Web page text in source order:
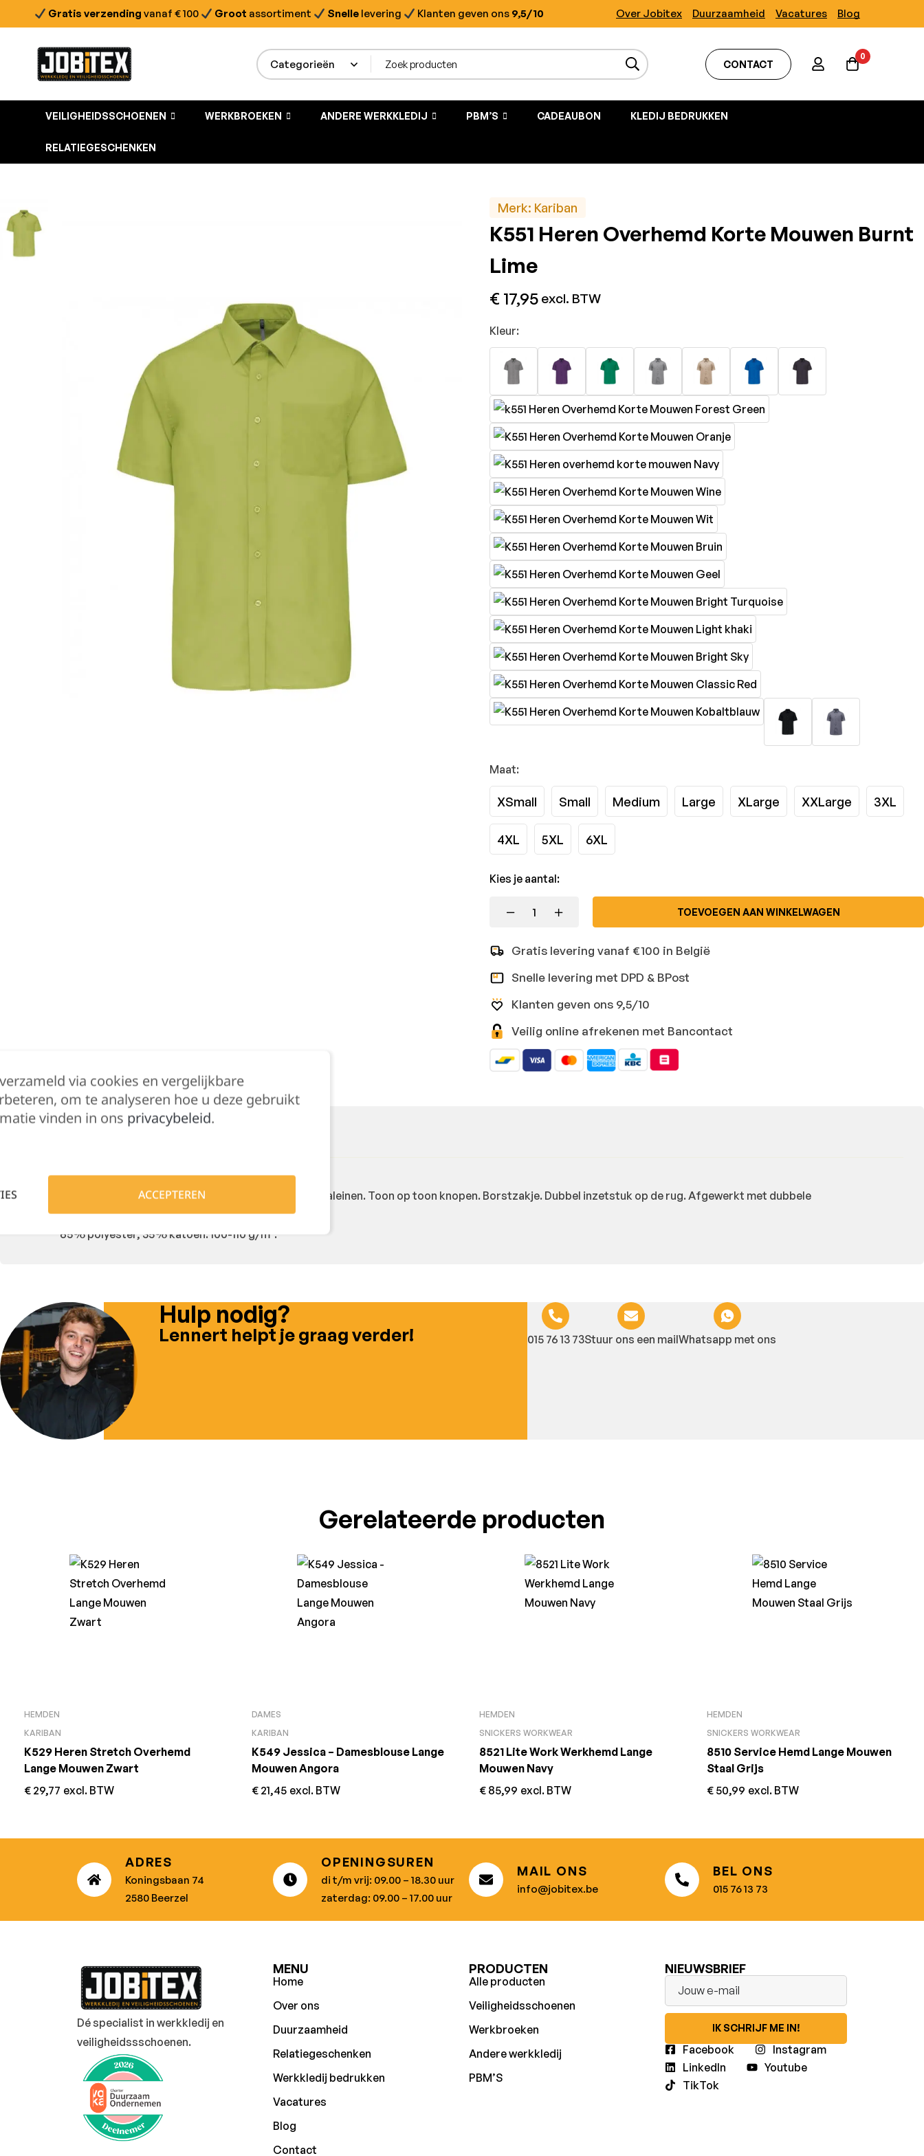
Gratis verzending vanaf € 100 Groot assortiment Snelle levering Klanten geven ons 9,5/10 Over Jobitex Duurzaamheid Vacatures Blog
CONTACT
0
VEILIGHEIDSSCHOENEN WERKBROEKEN ANDERE WERKKLEDIJ PBM’S CADEAUBON KLEDIJ BEDRUKKEN
RELATIEGESCHENKEN
Merk: Kariban
K551 Heren Overhemd Korte Mouwen Burnt
Lime
€ 17,95 excl. BTW
Kleur:
Maat:
XSmall Small Medium Large XLarge XXLarge 3XL
4XL 5XL 6XL
Kies je aantal:
TOEVOEGEN AAN WINKELWAGEN
Gratis levering vanaf €100 in België
Snelle levering met DPD & BPost
Klanten geven ons 9,5/10
Veilig online afrekenen met Bancontact
Gemakkelijk in onderhoud. Verstevigde kraag met baleinen. Toon op toon knopen. Borstzakje. Dubbel inzetstuk op de rug. Afgewerkt met dubbele
vouwnaden. Verstelbare mouwen. 2 extra knopen.
65% polyester, 35% katoen. 100-110 g/m².
Hulp nodig?
Lennert helpt je graag verder! 015 76 13 73Stuur ons een mailWhatsapp met ons
Gerelateerde producten
HEMDEN
KARIBAN
K529 Heren Stretch Overhemd
Lange Mouwen Zwart
€ 29,77 excl. BTW
DAMES
KARIBAN
K549 Jessica – Damesblouse Lange
Mouwen Angora
€ 21,45 excl. BTW
HEMDEN
SNICKERS WORKWEAR
8521 Lite Work Werkhemd Lange
Mouwen Navy
€ 85,99 excl. BTW
HEMDEN
SNICKERS WORKWEAR
8510 Service Hemd Lange Mouwen
Staal Grijs
€ 50,99 excl. BTW
ADRES
Koningsbaan 74
2580 Beerzel
OPENINGSUREN
di t/m vrij: 09.00 – 18.30 uur
zaterdag: 09.00 – 17.00 uur
MAIL ONS
info@jobitex.be
BEL ONS
015 76 13 73
Dé specialist in werkkledij en
veiligheidssschoenen.
MENU
Home
Over ons
Duurzaamheid
Relatiegeschenken
Werkkledij bedrukken
Vacatures
Blog
Contact
PRODUCTEN
Alle producten
Veiligheidsschoenen
Werkbroeken
Andere werkkledij
PBM’S
NIEUWSBRIEF
IK SCHRIJF ME IN!
Facebook
Instagram
LinkedIn
Youtube
TikTok
via cookies en vergelijkbare
om te analyseren hoe u deze gebruikt
vinden in ons privacybeleid.
ACCEPTEREN